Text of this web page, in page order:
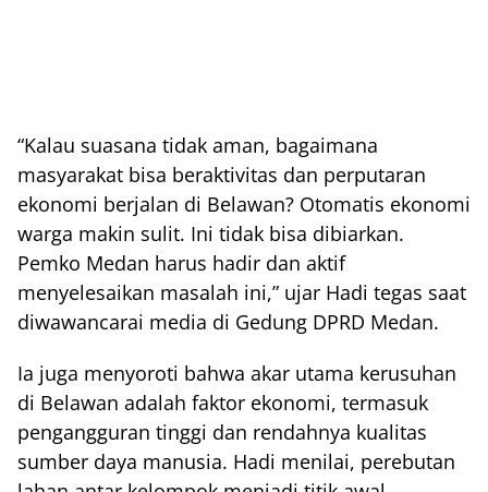
“Kalau suasana tidak aman, bagaimana
masyarakat bisa beraktivitas dan perputaran
ekonomi berjalan di Belawan? Otomatis ekonomi
warga makin sulit. Ini tidak bisa dibiarkan.
Pemko Medan harus hadir dan aktif
menyelesaikan masalah ini,” ujar Hadi tegas saat
diwawancarai media di Gedung DPRD Medan.
Ia juga menyoroti bahwa akar utama kerusuhan
di Belawan adalah faktor ekonomi, termasuk
pengangguran tinggi dan rendahnya kualitas
sumber daya manusia. Hadi menilai, perebutan